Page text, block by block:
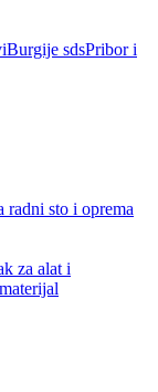
Burgije sdsPribor i
radni sto i oprema
za alat i